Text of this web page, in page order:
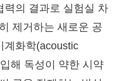
력의 결과로 실험실 차
제거하는 새로운 공
계화학(acoustic
해 독성이 약한 시약